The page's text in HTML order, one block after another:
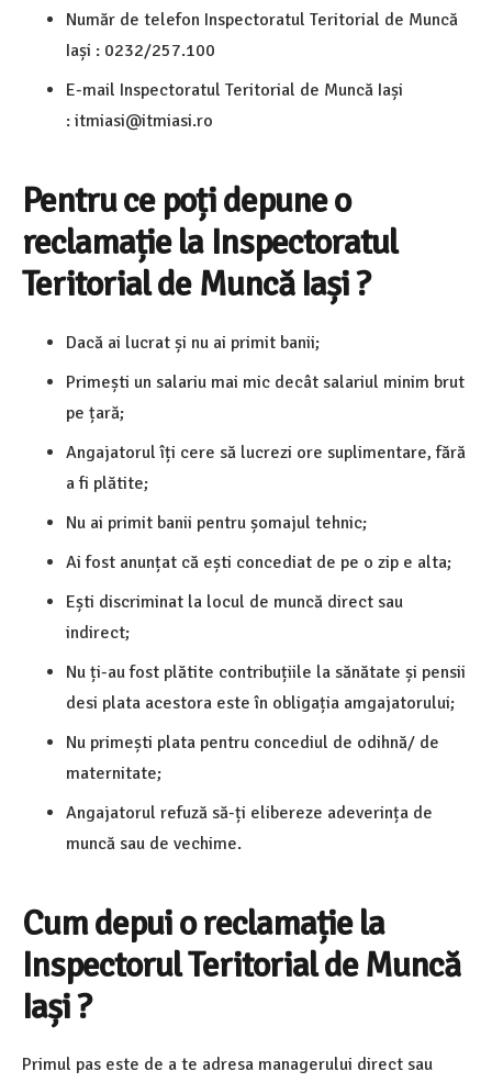
Număr de telefon Inspectoratul Teritorial de Muncă
Iași : 0232/257.100
E-mail Inspectoratul Teritorial de Muncă Iași
: itmiasi@itmiasi.ro
Pentru ce poți depune o
reclamație la Inspectoratul
Teritorial de Muncă Iași ?
Dacă ai lucrat și nu ai primit banii;
Primești un salariu mai mic decât salariul minim brut
pe țară;
Angajatorul îți cere să lucrezi ore suplimentare, fără
a fi plătite;
Nu ai primit banii pentru șomajul tehnic;
Ai fost anunțat că ești concediat de pe o zip e alta;
Ești discriminat la locul de muncă direct sau
indirect;
Nu ți-au fost plătite contribuțiile la sănătate și pensii
desi plata acestora este în obligația amgajatorului;
Nu primești plata pentru concediul de odihnă/ de
maternitate;
Angajatorul refuză să-ți elibereze adeverința de
muncă sau de vechime.
Cum depui o reclamație la
Inspectorul Teritorial de Muncă
Iași ?
Primul pas este de a te adresa managerului direct sau